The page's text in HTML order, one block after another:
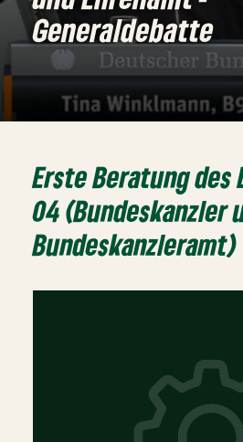
Generaldebatte
Erste Beratung des
04 (Bundeskanzler
Bundeskanzleramt)